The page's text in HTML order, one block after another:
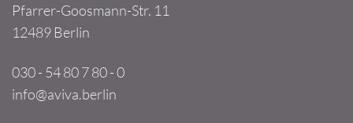
Pfarrer-Goosmann-Str. 11
12489 Berlin
030 - 54 80 7 80 - 0
info@aviva.berlin